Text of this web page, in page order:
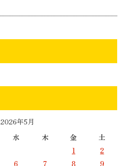
2026年5月
水 木 金
土
1
2
6 7 8 9